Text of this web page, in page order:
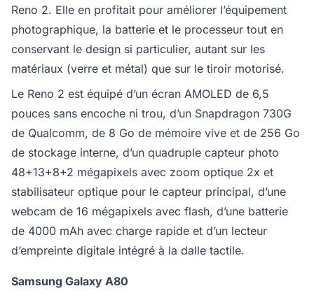
Reno 2. Elle en profitait pour améliorer l’équipement
photographique, la batterie et le processeur tout en
conservant le design si particulier, autant sur les
matériaux (verre et métal) que sur le tiroir motorisé.
Le Reno 2 est équipé d’un écran AMOLED de 6,5
pouces sans encoche ni trou, d’un Snapdragon 730G
de Qualcomm, de 8 Go de mémoire vive et de 256 Go
de stockage interne, d’un quadruple capteur photo
48+13+8+2 mégapixels avec zoom optique 2x et
stabilisateur optique pour le capteur principal, d’une
webcam de 16 mégapixels avec flash, d’une batterie
de 4000 mAh avec charge rapide et d’un lecteur
d’empreinte digitale intégré à la dalle tactile.
Samsung Galaxy A80